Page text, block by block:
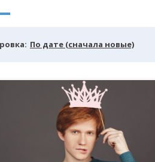
По дате (сначала новые)